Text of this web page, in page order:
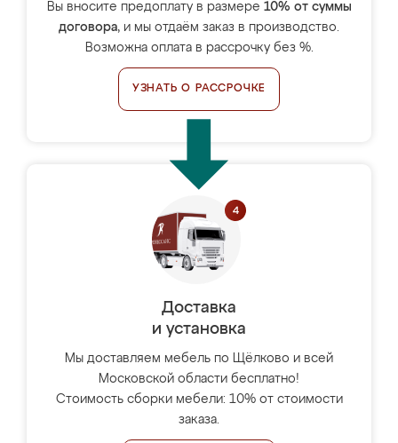
Вы вносите предоплату в размере 10% от суммы
договора, и мы отдаём заказ в производство.
Возможна оплата в рассрочку без %.
УЗНАТЬ О РАССРОЧКЕ
Доставка
и установка
Мы доставляем мебель по Щёлково и всей
Московской области бесплатно!
Стоимость сборки мебели: 10% от стоимости
заказа.